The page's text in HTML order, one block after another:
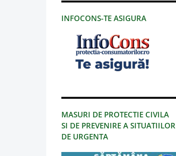
INFOCONS-TE ASIGURA
MASURI DE PROTECTIE CIVILA
SI DE PREVENIRE A SITUATIILOR
DE URGENTA